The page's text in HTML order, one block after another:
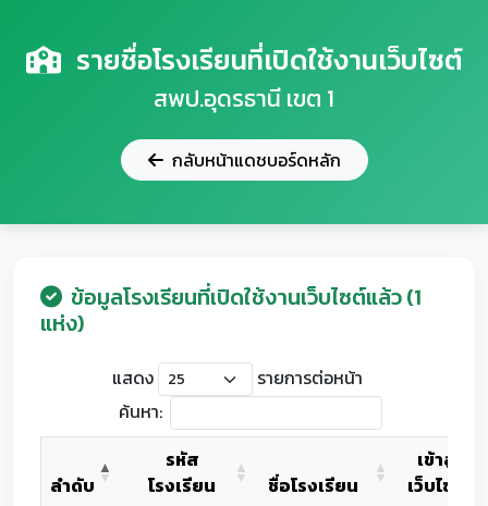
รายชื่อโรงเรียนที่เปิดใช้งานเว็บไซต์
สพป.อุดรธานี เขต 1
กลับหน้าแดชบอร์ดหลัก
ข้อมูลโรงเรียนที่เปิดใช้งานเว็บไซต์แล้ว (1
แห่ง)
แสดง
รายการต่อหน้า
ค้นหา:
ลำดับ
รหัส
โรงเรียน
ชื่อโรงเรียน
เข้าสู่
เว็บไซต์